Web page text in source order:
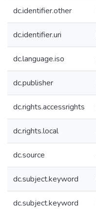
dc.identifier.other
dc.identifier.uri
dc.language.iso
dc.publisher
dc.rights.accessrights
dc.rights.local
dc.source
dc.subject.keyword
dc.subject.keyword